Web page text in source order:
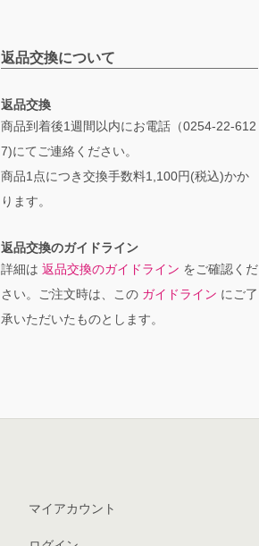
返品交換について
返品交換
商品到着後1週間以内にお電話（0254-22-612
7)にてご連絡ください。
商品1点につき交換手数料1,100円(税込)かか
ります。
返品交換のガイドライン
詳細は 返品交換のガイドライン をご確認くだ
さい。ご注文時は、この ガイドライン にご了
承いただいたものとします。
マイアカウント